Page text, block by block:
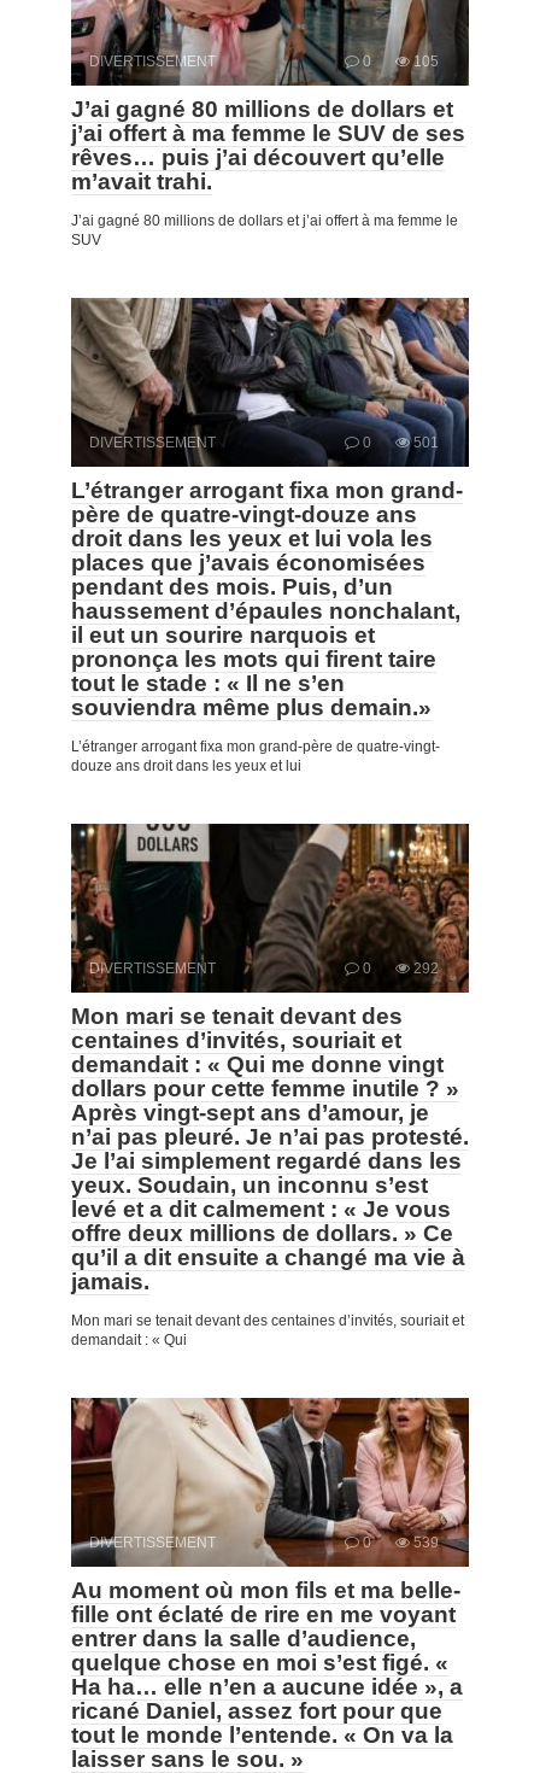
DIVERTISSEMENT 0 105
J’ai gagné 80 millions de dollars et
j’ai offert à ma femme le SUV de ses
rêves… puis j’ai découvert qu’elle
m’avait trahi.
J’ai gagné 80 millions de dollars et j’ai offert à ma femme le
SUV
DIVERTISSEMENT 0 501
L’étranger arrogant fixa mon grand-
père de quatre-vingt-douze ans
droit dans les yeux et lui vola les
places que j’avais économisées
pendant des mois. Puis, d’un
haussement d’épaules nonchalant,
il eut un sourire narquois et
prononça les mots qui firent taire
tout le stade : « Il ne s’en
souviendra même plus demain.»
L’étranger arrogant fixa mon grand-père de quatre-vingt-
douze ans droit dans les yeux et lui
DIVERTISSEMENT 0 292
Mon mari se tenait devant des
centaines d’invités, souriait et
demandait : « Qui me donne vingt
dollars pour cette femme inutile ? »
Après vingt-sept ans d’amour, je
n’ai pas pleuré. Je n’ai pas protesté.
Je l’ai simplement regardé dans les
yeux. Soudain, un inconnu s’est
levé et a dit calmement : « Je vous
offre deux millions de dollars. » Ce
qu’il a dit ensuite a changé ma vie à
jamais.
Mon mari se tenait devant des centaines d’invités, souriait et
demandait : « Qui
DIVERTISSEMENT 0 539
Au moment où mon fils et ma belle-
fille ont éclaté de rire en me voyant
entrer dans la salle d’audience,
quelque chose en moi s’est figé. «
Ha ha… elle n’en a aucune idée », a
ricané Daniel, assez fort pour que
tout le monde l’entende. « On va la
laisser sans le sou. »